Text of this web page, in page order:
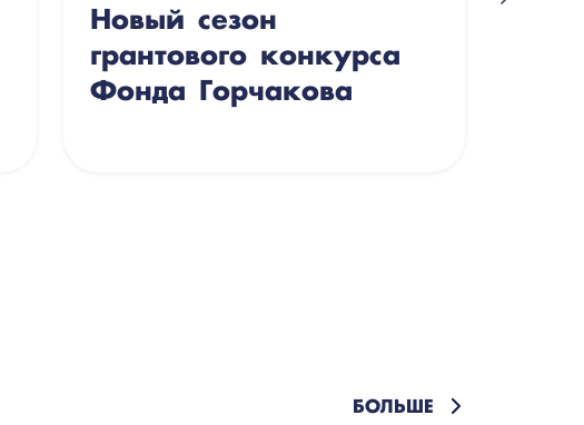
Новый сезон
грантового конкурса
Фонда Горчакова
БОЛЬШЕ